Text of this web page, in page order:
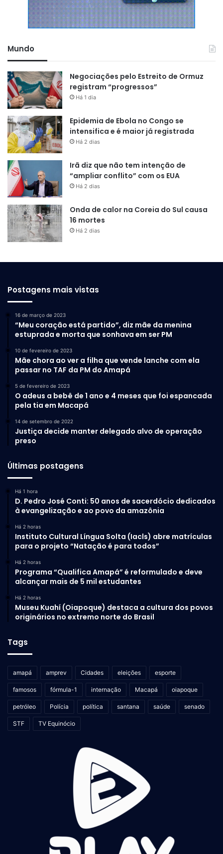
Mundo
Negociações pelo Estreito de Ormuz
registram “progressos”
Há 1 dia
Epidemia de Ebola no Congo se
intensifica e é maior já registrada
Há 2 dias
Irã diz que não tem intenção de
“ampliar conflito” com os EUA
Há 2 dias
Onda de calor na Coreia do Sul causa
16 mortes
Há 2 dias
Postagens mais vistas
16 de março de 2023
“Meu coração está partido”, diz mãe da menina
estuprada e morta que sonhava em ser PM
10 de fevereiro de 2023
Mãe chora ao ver a filha que vende lanche com ela
passar no TAF da PM do Amapá
5 de fevereiro de 2023
O adeus a bebê de 1 ano e 4 meses que foi espancada
pela tia em Macapá
14 de setembro de 2022
Justiça decide manter delegado alvo de operação
preso
Últimas postagens
Há 1 hora
D. Pedro José Conti: 50 anos de sacerdócio dedicados
à evangelização e ao povo da amazônia
Há 2 horas
Instituto Cultural Língua Solta (Iacls) abre matrículas
para o projeto “Natação é para todos”
Há 2 horas
Programa “Qualifica Amapá” é reformulado e deve
alcançar mais de 5 mil estudantes
Há 2 horas
Museu Kuahí (Oiapoque) destaca a cultura dos povos
originários no extremo norte do Brasil
Tags
amapá amprev Cidades eleições esporte
famosos fórmula-1 internação Macapá oiapoque
petróleo Polícia política santana saúde senado
STF TV Equinócio